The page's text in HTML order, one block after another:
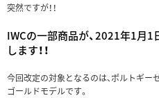
突然ですが！！
IWCの一部商品が、2021年1月1
します！！
今回改定の対象となるのは、ポルトギー
ゴールドモデルです。